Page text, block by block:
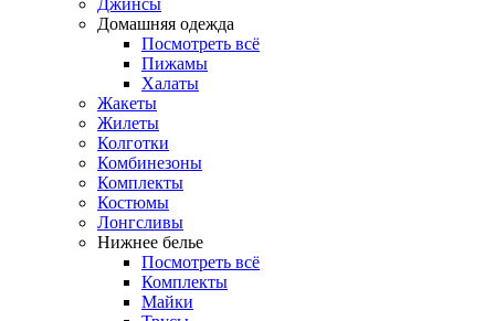
Домашняя одежда
Посмотреть всё
Пижамы
Халаты
Жакеты
Жилеты
Колготки
Комбинезоны
Комплекты
Костюмы
Лонгсливы
Нижнее белье
Посмотреть всё
Комплекты
Майки